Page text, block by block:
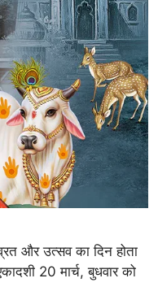
और उत्सव का दिन होता
20 मार्च, बुधवार को